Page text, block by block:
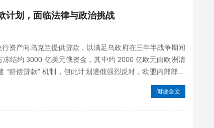
计划，面临法律与政治挑战
资产向乌克兰提供贷款，以满足乌政府在三年半战争期间
结约 3000 亿美元俄资金，其中约 2000 亿欧元由欧洲清
“赔偿贷款” 机制，但此计划遭俄强烈反对，欧盟内部部分
阅读全文